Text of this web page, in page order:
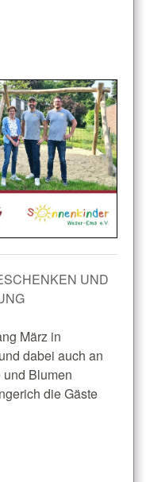
UND
März in
dabei auch an
Blumen
die Gäste